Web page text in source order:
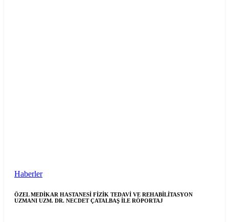
Haberler
ÖZEL MEDİKAR HASTANESİ FİZİK TEDAVİ VE REHABİLİTASYON
UZMANI UZM. DR. NECDET ÇATALBAŞ İLE RÖPORTAJ